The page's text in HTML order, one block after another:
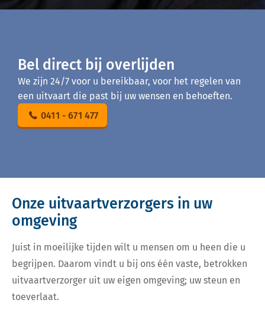
Bel direct bij overlijden
We zijn 24/7 voor u bereikbaar, voor het regelen van
een uitvaart die past bij uw wensen en behoeften.
0411 - 671 477
Onze uitvaartverzorgers in uw
omgeving
Juist in moeilijke tijden wilt u mensen om u heen die u
begrijpen. Daarom vindt u bij ons één vaste, betrokken
uitvaartverzorger uit uw eigen omgeving; uw steun en
toeverlaat.